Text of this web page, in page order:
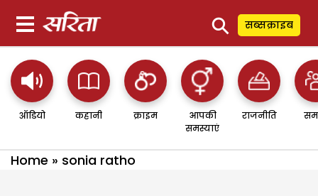
⚲ सब्सक्राइब
ऑडियो कहानी क्राइम
आपकी
समस्याएं
राजनीति
Home » sonia ratho